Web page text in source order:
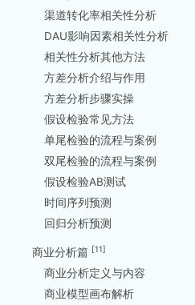
渠道转化率相关性分析
DAU影响因素相关性分析
相关性分析其他方法
方差分析介绍与作用
方差分析步骤实操
假设检验常见方法
单尾检验的流程与案例
双尾检验的流程与案例
假设检验AB测试
时间序列预测
回归分析预测
商业分析篇 [11]
商业分析定义与内容
商业模型画布解析